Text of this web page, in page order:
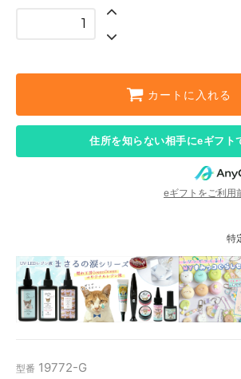
カートに入れる
住所を知らない相手にeギフト
eギフトをご利用
特
型番 19772-G